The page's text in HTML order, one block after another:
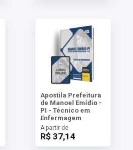
Apostila Prefeitura
de Manoel Emídio -
PI - Técnico em
Enfermagem
A partir de
R$ 37,14